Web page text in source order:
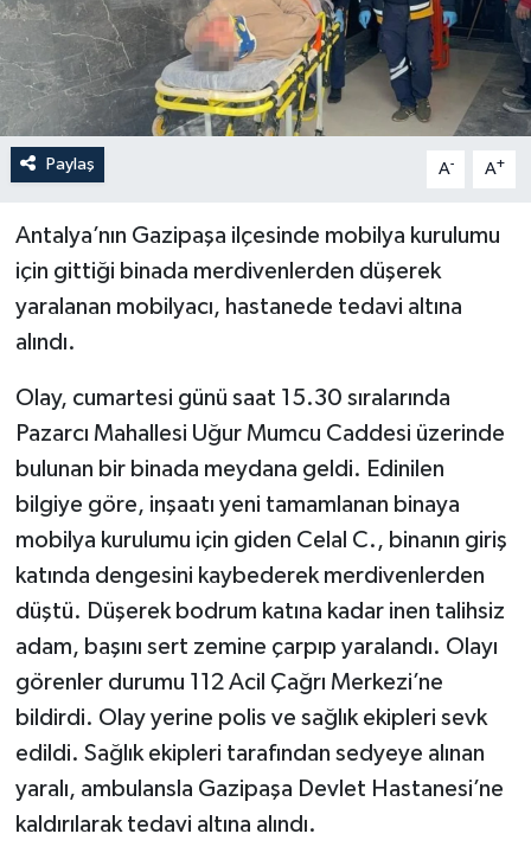
Paylaş A- A+
Antalya’nın Gazipaşa ilçesinde mobilya kurulumu
için gittiği binada merdivenlerden düşerek
yaralanan mobilyacı, hastanede tedavi altına
alındı.
Olay, cumartesi günü saat 15.30 sıralarında
Pazarcı Mahallesi Uğur Mumcu Caddesi üzerinde
bulunan bir binada meydana geldi. Edinilen
bilgiye göre, inşaatı yeni tamamlanan binaya
mobilya kurulumu için giden Celal C., binanın giriş
katında dengesini kaybederek merdivenlerden
düştü. Düşerek bodrum katına kadar inen talihsiz
adam, başını sert zemine çarpıp yaralandı. Olayı
görenler durumu 112 Acil Çağrı Merkezi’ne
bildirdi. Olay yerine polis ve sağlık ekipleri sevk
edildi. Sağlık ekipleri tarafından sedyeye alınan
yaralı, ambulansla Gazipaşa Devlet Hastanesi’ne
kaldırılarak tedavi altına alındı.